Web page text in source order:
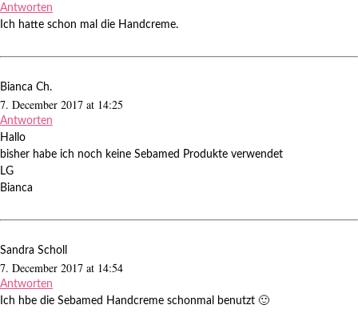
Antworten
Ich hatte schon mal die Handcreme.
Bianca Ch.
7. December 2017 at 14:25
Antworten
Hallo
bisher habe ich noch keine Sebamed Produkte verwendet
LG
Bianca
Sandra Scholl
7. December 2017 at 14:54
Antworten
Ich hbe die Sebamed Handcreme schonmal benutzt 🙂